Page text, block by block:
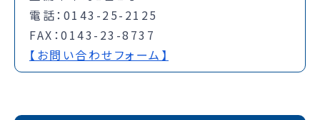
電話：0143-25-2125
FAX：0143-23-8737
【お問い合わせフォーム】